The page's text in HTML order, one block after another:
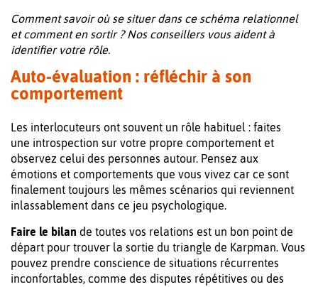
Comment savoir où se situer dans ce schéma relationnel
et comment en sortir ? Nos conseillers vous aident à
identifier votre rôle.
Auto-évaluation : réfléchir à son
comportement
Les interlocuteurs ont souvent un rôle habituel : faites
une introspection sur votre propre comportement et
observez celui des personnes autour. Pensez aux
émotions et comportements que vous vivez car ce sont
finalement toujours les mêmes scénarios qui reviennent
inlassablement dans ce jeu psychologique.
Faire le bilan de toutes vos relations est un bon point de
départ pour trouver la sortie du triangle de Karpman. Vous
pouvez prendre conscience de situations récurrentes
inconfortables, comme des disputes répétitives ou des